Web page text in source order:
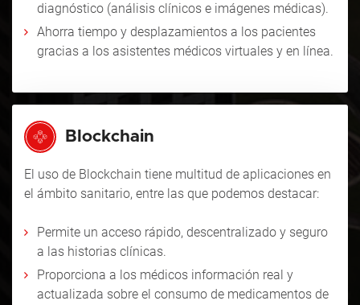
diagnóstico (análisis clínicos e imágenes médicas).
Ahorra tiempo y desplazamientos a los pacientes
gracias a los asistentes médicos virtuales y en línea.
Blockchain
El uso de Blockchain tiene multitud de aplicaciones en
el ámbito sanitario, entre las que podemos destacar:
Permite un acceso rápido, descentralizado y seguro
a las historias clínicas.
Proporciona a los médicos información real y
actualizada sobre el consumo de medicamentos de